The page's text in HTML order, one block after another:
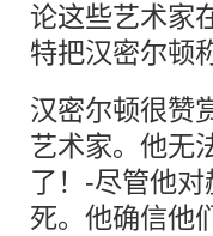
论这些艺术家
特把汉密尔顿
汉密尔顿很赞
艺术家。他无
了！-尽管他
死。他确信他